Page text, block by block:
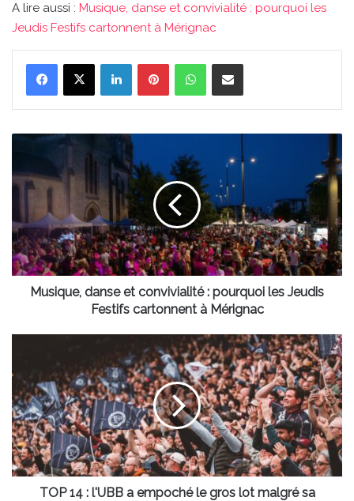
A lire aussi : Musique, danse et convivialité : pourquoi les
Jeudis Festifs cartonnent à Mérignac
LinkedinPinterestWhatsAppPartager par email
Musique,
et
convivialité
pourquoi
les
Jeudis
Festifs
cartonnent
Musique, danse et convivialité : pourquoi les Jeudis
Festifs cartonnent à Mérignac
:
l'UBB
a
empoché
le
gros
lot
malgréTOP 14 : l'UBB a empoché le gros lot malgré sa